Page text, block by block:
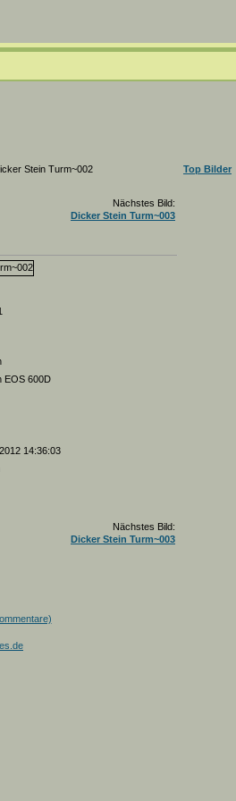
Stein Turm~002 Top Bilder
Nächstes Bild:
Dicker Stein Turm~003
EOS 600D
14:36:03
Nächstes Bild:
Dicker Stein Turm~003